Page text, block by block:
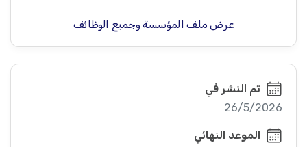
عرض ملف المؤسسة وجميع الوظائف
تم النشر في
26/5/2026
الموعد النهائي